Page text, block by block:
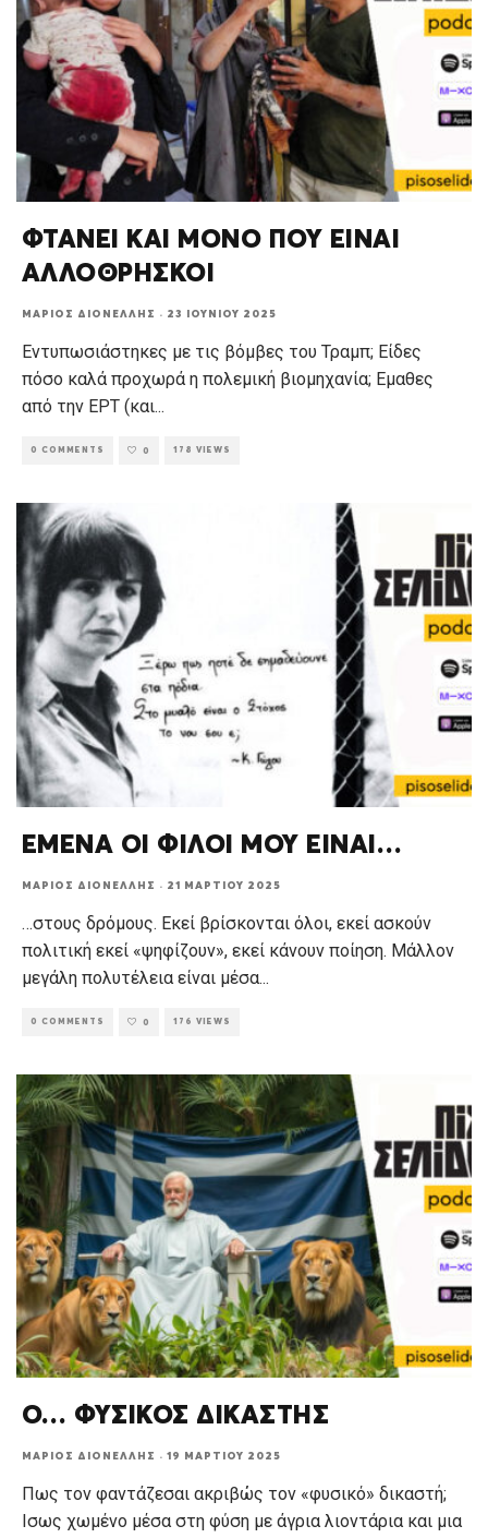
ΦΤΑΝΕΙ ΚΑΙ ΜΟΝΟ ΠΟΥ ΕΙΝΑΙ
ΑΛΛΟΘΡΗΣΚΟΙ
ΜΆΡΙΟΣ ΔΙΟΝΈΛΛΗΣ · 23 ΙΟΥΝΊΟΥ 2025
Εντυπωσιάστηκες με τις βόμβες του Τραμπ; Είδες
πόσο καλά προχωρά η πολεμική βιομηχανία; Εμαθες
από την ΕΡΤ (και...
0 COMMENTS 0 178 VIEWS
ΕΜΕΝΑ ΟΙ ΦΙΛΟΙ ΜΟΥ ΕΙΝΑΙ…
ΜΆΡΙΟΣ ΔΙΟΝΈΛΛΗΣ · 21 ΜΑΡΤΊΟΥ 2025
…στους δρόμους. Εκεί βρίσκονται όλοι, εκεί ασκούν
πολιτική εκεί «ψηφίζουν», εκεί κάνουν ποίηση. Μάλλον
μεγάλη πολυτέλεια είναι μέσα...
0 COMMENTS 0 176 VIEWS
O… ΦΥΣΙΚΟΣ ΔΙΚΑΣΤΗΣ
ΜΆΡΙΟΣ ΔΙΟΝΈΛΛΗΣ · 19 ΜΑΡΤΊΟΥ 2025
Πως τον φαντάζεσαι ακριβώς τον «φυσικό» δικαστή;
Ισως χωμένο μέσα στη φύση με άγρια λιοντάρια και μια